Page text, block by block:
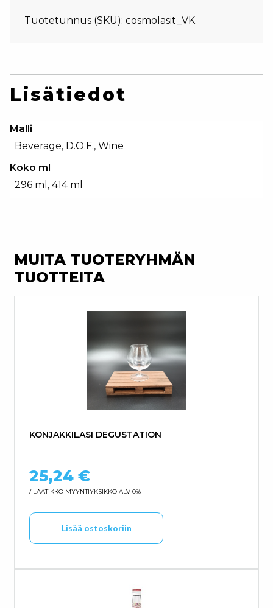
Tuotetunnus (SKU): cosmolasit_VK
Lisätiedot
Malli
Beverage, D.O.F., Wine
Koko ml
296 ml, 414 ml
MUITA TUOTERYHMÄN
TUOTTEITA
KONJAKKILASI DEGUSTATION
25,24 €
/ LAATIKKO MYYNTIYKSIKKÖ ALV 0%
Lisää ostoskoriin